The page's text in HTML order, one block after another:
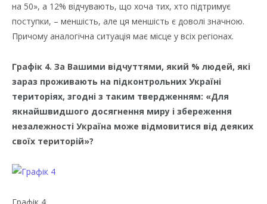
на 50», а 12% відчувають, що хоча тих, хто підтримує
поступки, – меншість, але ця меншість є доволі значною.
Причому аналогічна ситуація має місце у всіх регіонах.
Графік 4. За Вашими відчуттями, який % людей, які
зараз проживають на підконтрольних Україні
територіях, згодні з таким твердженням: «Для
якнайшвидшого досягнення миру і збереження
незалежності Україна може відмовитися від деяких
своїх територій»?